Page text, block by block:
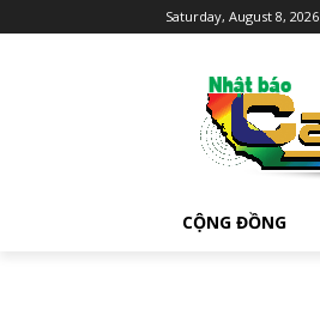
Saturday, August 8, 2026
CỘNG ĐỒNG